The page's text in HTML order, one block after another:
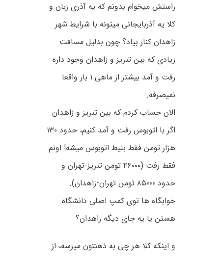
راستش میخوام بدونم که یه آذری زبان و
کلا یه آذربایجانی میتونه با شرایط شهر
زاهدان کنار بیاد؟ چون بدلیل مسافت
زیادی که بین تبریز و زاهدان وجود داره
رفت و آمد بیشتر از ماهی ۱ بار واقعا
نمیصرفه.
الان حساب کردم که بین تبریز و زاهدان
اگر با اتوبوس رفت و آمد کنیم، حدود ۱۳۰
هزار تومن فقط بلیط اتوبوس میشه! اونم
فقط رفت (۴۶۰۰۰ تومن تبریز-تهران و
حدود ۸۵۰۰۰ تومن تهران-زاهدان).
خوابگاه ها توی کمپ اصلی دانشگاه
هستن یا یه جای دیگه زاهدان؟
و اینکه کلا هر چی به ذهنتون میرسه، از